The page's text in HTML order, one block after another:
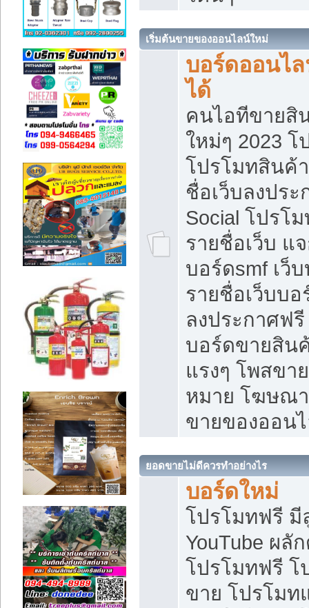
เริ่มต้นขายของออนไลน์ใหม่
บอร์ดออนไ
ได้
คนไอทีขายสิ
ใหม่ๆ 2023
โปรโมทสินค้
ชื่อเว็บลงปร
Social โปรโ
รายชื่อเว็บ แ
บอร์ดsmf เว็
รายชื่อเว็บบ
ลงประกาศฟรี
บอร์ดขายสิน
แรงๆ โพสขา
หมาย โฆษณ
ขายของออน
ยอดขายไม่ดีควรทำอย่างไร
บอร์ดใหม่
โปรโมทฟรี มี
YouTube ผลั
โปรโมทฟรี โ
ขาย โปรโมท